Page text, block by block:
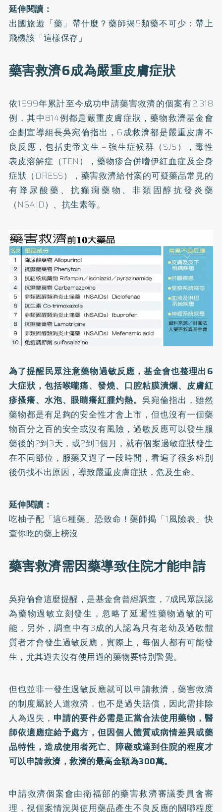
延伸閱讀：
出國旅遊「藥」帶什麼？藥師揭5類藥不可少：帶上
飛機該「這樣保存」
藥害救濟6成為嚴重皮膚症狀
依1999年累計至今成功申請藥害救濟的個案有2,318
例，其中814例都是嚴重皮膚症狀，藥物救濟基金會
企劃宣導組長吳宛倫指出，6成救濟都是嚴重皮膚不
良反應，包括史帝文生－強生症候群（SJS），毒性
表皮溶解症（TEN），藥物疹合併嗜伊紅血症及全身
症狀（DRESS），藥害救濟給付案的可疑藥品常見的
有降尿酸藥、抗癲癇藥物、非類固醇抗發炎藥
（NSAID）、抗生素等。
為了提醒民眾注意藥物過敏反應，基金會也整理出6
大症狀，包括喉嚨痛、發燒、口腔粘膜潰爛、皮膚紅
疹搔癢、水泡、眼睛癢紅腫灼熱。吳宛倫指出，雖然
藥物都是有足夠的安全性才會上市，但也沒有一個藥
物百分之百的安全或沒有風險，過敏反應可以發生服
藥後的2到3天，或2到3個月，就有個案過敏症狀發生
在不同部位，服藥又過了一段時間，看遍了很多科別
後仍找不出原因，導致嚴重皮膚症狀，危及生命。
延伸閱讀：
吃柚子配「這6種藥」恐致命！藥師揭「1風險表」快
查你吃的藥上榜沒
藥害救濟需因藥導致住院才能申請
吳宛倫會這麼提醒，是基金會曾經調查，7成民眾誤認
為藥物過敏立刻發生，忽略了延遲性藥物過敏的可
能，另外，調查中有3成的人認為只有老幼及過敏體
質者才會發生過敏反應，實際上，每個人都有可能發
生，尤其過去沒有使用過的藥物要特別警覺。
但也並非一發生過敏反應就可以申請救濟，藥害救濟
的制度屬於人道救濟，也不是過失賠償，因此需排除
人為過失， 申請的要件必需是正當合法使用藥物，醫
師依適應症給予處方，但因個人體質或病情差異或藥
品特性，造成使用者死亡、障礙或達到住院的程度才
可以申請救濟，救濟的最高金額為300萬。
申請救濟個案會由衛福部的藥害救濟審議委員會審
理，視個案情況與使用藥品產生不良反應的關聯程度